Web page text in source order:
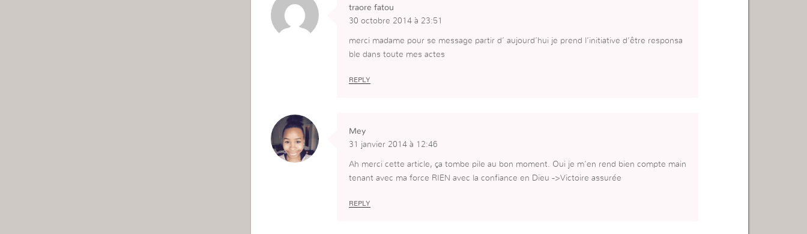
traore fatou
30 octobre 2014 à 23:51
merci madame pour se message partir d’ aujourd’hui je prend l’initiative d’être responsa
ble dans toute mes actes
REPLY
Mey
31 janvier 2014 à 12:46
Ah merci cette article, ça tombe pile au bon moment. Oui je m’en rend bien compte main
tenant avec ma force RIEN avec la confiance en Dieu ->Victoire assurée
REPLY